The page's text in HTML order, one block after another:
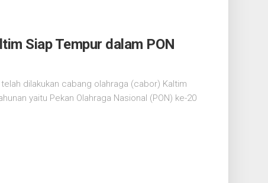
Siap Tempur dalam PON
dilakukan cabang olahraga (cabor) Kaltim
yaitu Pekan Olahraga Nasional (PON) ke-20